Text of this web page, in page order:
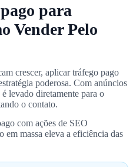
para
Vender Pelo
crescer, aplicar tráfego pago
poderosa. Com anúncios
levado diretamente para o
o contato.
com ações de SEO
em massa eleva a eficiência das